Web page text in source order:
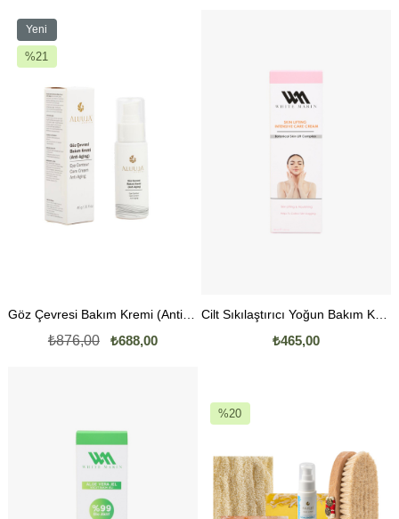
Göz Çevresi Bakım Kremi (Anti-Aging) 40 GR
₺688,00
₺876,00
%21
%21İndirim
Yeni
Ürün
Cilt Sıkılaştırıcı Yoğun Bakım Kremi
₺465,00
%20
%20İndirim